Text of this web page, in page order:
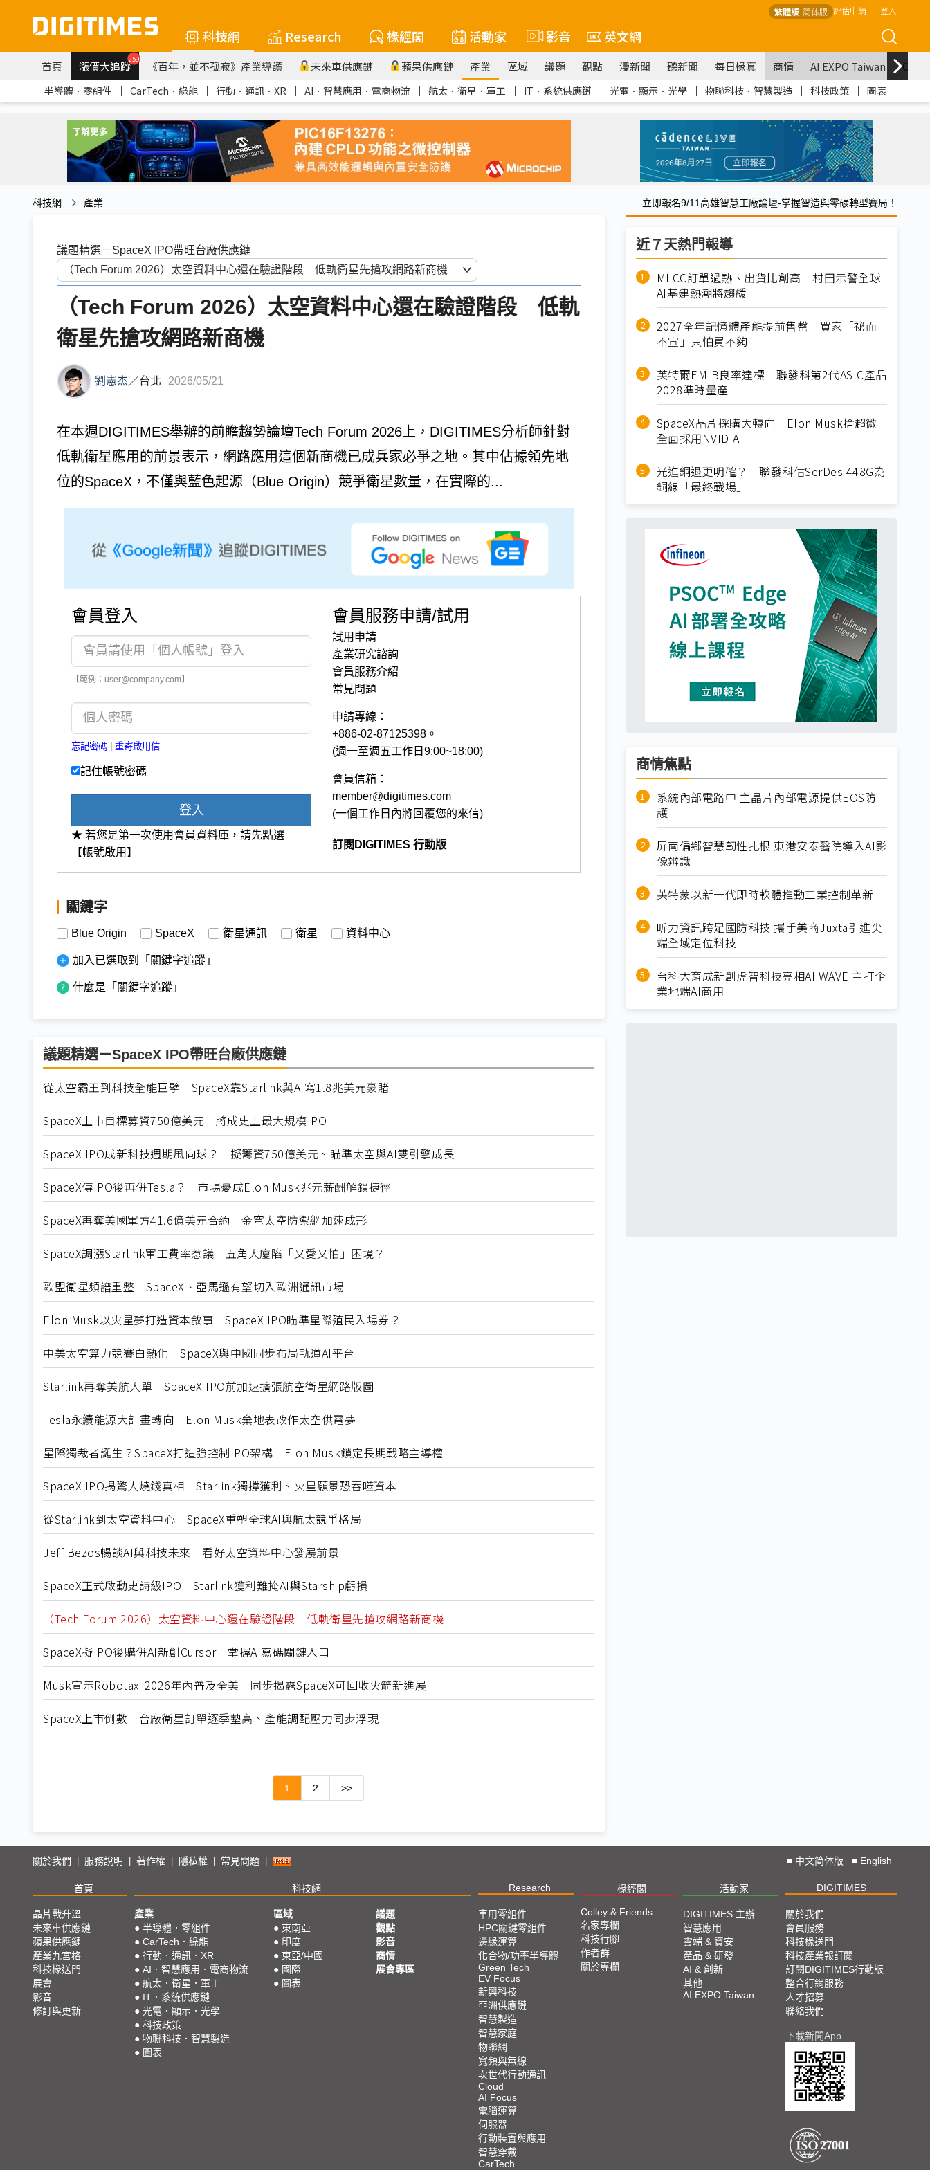
繁體版 简体版 評估申請 登入
科技網 Research 椽經閣 活動家 影音 英文網
首頁 漲價大追蹤259 《百年，並不孤寂》產業導讀 未來車供應鏈 蘋果供應鏈 產業 區域 議題 觀點 漫新聞 聽新聞 每日椽真 商情 AI EXPO Taiwan
半導體．零組件 ｜ CarTech．綠能 ｜ 行動．通訊．XR ｜ AI．智慧應用．電商物流 ｜ 航太．衛星．軍工 ｜ IT．系統供應鏈 ｜ 光電．顯示．光學 ｜ 物聯科技．智慧製造 ｜ 科技政策 ｜ 圖表
科技網 產業 立即報名9/11高雄智慧工廠論壇-掌握智造與零碳轉型賽局！
議題精選－SpaceX IPO帶旺台廠供應鏈
（Tech Forum 2026）太空資料中心還在驗證階段 低軌
衛星先搶攻網路新商機
劉憲杰 ／台北 2026/05/21
在本週DIGITIMES舉辦的前瞻趨勢論壇Tech Forum 2026上，DIGITIMES分析師針對
低軌衛星應用的前景表示，網路應用這個新商機已成兵家必爭之地。其中佔據領先地
位的SpaceX，不僅與藍色起源（Blue Origin）競爭衛星數量，在實際的...
會員登入
【範例：user@company.com】
忘記密碼 重寄啟用信
記住帳號密碼
登入
★ 若您是第一次使用會員資料庫，請先點選
【帳號啟用】
會員服務申請/試用
試用申請
產業研究諮詢
會員服務介紹
常見問題
申請專線：
+886-02-87125398。
(週一至週五工作日9:00~18:00)
會員信箱：
member@digitimes.com
(一個工作日內將回覆您的來信)
訂閱DIGITIMES 行動版
關鍵字
Blue Origin SpaceX 衛星通訊 衛星 資料中心
加入已選取到「關鍵字追蹤」
什麼是「關鍵字追蹤」
議題精選－SpaceX IPO帶旺台廠供應鏈
從太空霸王到科技全能巨擘 SpaceX靠Starlink與AI寫1.8兆美元豪賭
SpaceX上市目標募資750億美元 將成史上最大規模IPO
SpaceX IPO成新科技週期風向球？ 擬籌資750億美元、瞄準太空與AI雙引擎成長
SpaceX傳IPO後再併Tesla？ 市場憂成Elon Musk兆元薪酬解鎖捷徑
SpaceX再奪美國軍方41.6億美元合約 金穹太空防禦網加速成形
SpaceX調漲Starlink軍工費率惹議 五角大廈陷「又愛又怕」困境？
歐盟衛星頻譜重整 SpaceX、亞馬遜有望切入歐洲通訊市場
Elon Musk以火星夢打造資本敘事 SpaceX IPO瞄準星際殖民入場券？
中美太空算力競賽白熱化 SpaceX與中國同步布局軌道AI平台
Starlink再奪美航大單 SpaceX IPO前加速擴張航空衛星網路版圖
Tesla永續能源大計畫轉向 Elon Musk棄地表改作太空供電夢
星際獨裁者誕生？SpaceX打造強控制IPO架構 Elon Musk鎖定長期戰略主導權
SpaceX IPO揭驚人燒錢真相 Starlink獨撐獲利、火星願景恐吞噬資本
從Starlink到太空資料中心 SpaceX重塑全球AI與航太競爭格局
Jeff Bezos暢談AI與科技未來 看好太空資料中心發展前景
SpaceX正式啟動史詩級IPO Starlink獲利難掩AI與Starship虧損
（Tech Forum 2026）太空資料中心還在驗證階段 低軌衛星先搶攻網路新商機
SpaceX擬IPO後購併AI新創Cursor 掌握AI寫碼關鍵入口
Musk宣示Robotaxi 2026年內普及全美 同步揭露SpaceX可回收火箭新進展
SpaceX上市倒數 台廠衛星訂單逐季墊高、產能調配壓力同步浮現
1 2 >>
近７天熱門報導
MLCC訂單過熱、出貨比創高 村田示警全球
AI基建熱潮將趨緩
2027全年記憶體產能提前售罄 買家「祕而
不宣」只怕買不夠
英特爾EMIB良率達標 聯發科第2代ASIC產品
2028準時量產
SpaceX晶片採購大轉向 Elon Musk捨超微
全面採用NVIDIA
光進銅退更明確？ 聯發科估SerDes 448G為
銅線「最終戰場」
商情焦點
系統內部電路中 主晶片內部電源提供EOS防
護
屏南偏鄉智慧韌性扎根 東港安泰醫院導入AI影
像辨識
英特蒙以新一代即時軟體推動工業控制革新
昕力資訊跨足國防科技 攜手美商Juxta引進尖
端全域定位科技
台科大育成新創虎智科技亮相AI WAVE 主打企
業地端AI商用
關於我們 服務說明 著作權 隱私權 常見問題 ■ 中文简体版 ■ English
首頁 科技網 Research 椽經閣 活動家 DIGITIMES
晶片戰升溫
未來車供應鏈
蘋果供應鏈
產業九宮格
科技椽送門
展會
影音
修訂與更新
產業
● 半導體．零組件
● CarTech．綠能
● 行動．通訊．XR
● AI．智慧應用．電商物流
● 航太．衛星．軍工
● IT．系統供應鏈
● 光電．顯示．光學
● 科技政策
● 物聯科技．智慧製造
● 圖表
區域
● 東南亞
● 印度
● 東亞/中國
● 國際
● 圖表
議題
觀點
影音
商情
展會專區
車用零組件
HPC關鍵零組件
邊緣運算
化合物/功率半導體
Green Tech
EV Focus
新興科技
亞洲供應鏈
智慧製造
智慧家庭
物聯網
寬頻與無線
次世代行動通訊
Cloud
AI Focus
電腦運算
伺服器
行動裝置與應用
智慧穿戴
CarTech
Colley & Friends
名家專欄
科技行腳
作者群
關於專欄
DIGITIMES 主辦
智慧應用
雲端 & 資安
產品 & 研發
AI & 創新
其他
AI EXPO Taiwan
關於我們
會員服務
科技椽送門
科技產業報訂閱
訂閱DIGITIMES行動版
整合行銷服務
人才招募
聯絡我們
下載新聞App